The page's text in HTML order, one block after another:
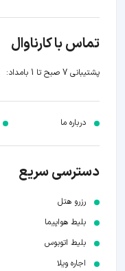
تماس با کارناوال
پشتیبانی 7 صبح تا 1 بامداد:
درباره ما
دسترسی سریع
رزرو هتل
بلیط هواپیما
بلیط اتوبوس
اجاره ویلا